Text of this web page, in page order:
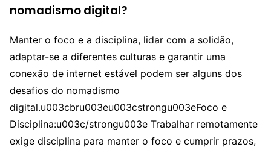
nomadismo digital?
Manter o foco e a disciplina, lidar com a solidão,
adaptar-se a diferentes culturas e garantir uma
conexão de internet estável podem ser alguns dos
desafios do nomadismo
digital.u003cbru003eu003cstrongu003eFoco e
Disciplina:u003c/strongu003e Trabalhar remotamente
exige disciplina para manter o foco e cumprir prazos,